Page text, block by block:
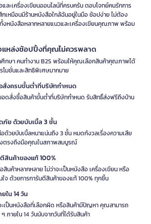
ละเครื่องเขียนออนไลน์ที่ครบครัน ตอบโจทย์คนรักการ
เหมือนมีร้านหนังสือใกล้ฉันอยู่ในมือ ช้อปง่าย ไม่ต้อง
งหนังสือหลากหลายแนวและเครื่องเขียนคุณภาพ พร้อม
แหล่งช้อปปิ้งที่คุณไม่ควรพลาด
ศึกษา คนทำงาน B2S พร้อมให้คุณเลือกสินค้าคุณภาพได้
มชั่นและสิทธิพิเศษมากมาย
สั่งครบขั้นต่ำที่บริษัทกำหนด
ดสั่งซื้อสินค้าขั้นต่ำที่บริษัทกำหนด รับสิทธิ์ส่งฟรีถึงบ้าน
ภัย ด้วยบับเบิ้ล 3 ชั้น
ด้วยบับเบิ้ลหนาแน่นถึง 3 ชั้น หมดกังวลเรื่องความเสีย
งตรงถึงมือคุณในสภาพสมบูรณ์
สินค้าของแท้ 100%
นค้าหลากหลาย ไม่ว่าจะเป็นหนังสือ เครื่องเขียน หรือ
จ ด้วยการการันตีสินค้าของแท้ 100% ทุกชิ้น
ใน 14 วัน
ะเป็นหนังสือที่เลือกผิด หรือสินค้ามีปัญหา คุณสามารถ
ภายใน 14 วันนับจากวันที่ได้รับสินค้า